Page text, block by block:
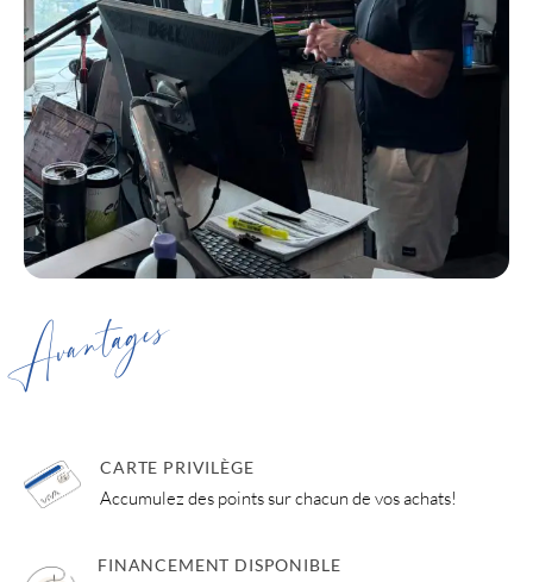
CARTE PRIVILÈGE
Accumulez des points sur chacun de vos achats!
FINANCEMENT DISPONIBLE